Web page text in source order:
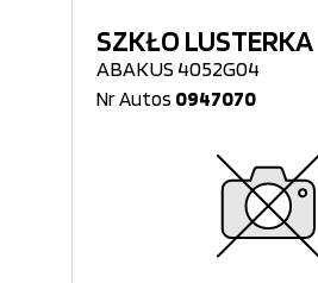
SZKŁO LUSTERKA
ABAKUS 4052G04
Nr Autos 0947070